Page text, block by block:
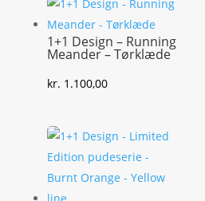
kr. 825,00
1+1 Design – Running
Meander – Tørklæde
kr. 1.100,00